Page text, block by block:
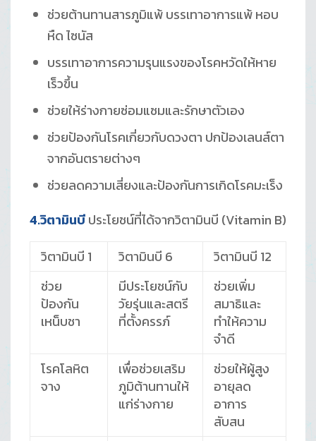
ช่วยต้านทานสารภูมิแพ้ บรรเทาอาการแพ้ หอบ
หืด ไซนัส
บรรเทาอาการความรุนแรงของโรคหวัดให้หาย
เร็วขึ้น
ช่วยให้ร่างกายซ่อมแซมและรักษาตัวเอง
ช่วยป้องกันโรคเกี่ยวกับดวงตา ปกป้องเลนส์ตา
จากอันตรายต่างๆ
ช่วยลดความเสี่ยงและป้องกันการเกิดโรคมะเร็ง
4.วิตามินบีประโยชน์ที่ได้จากวิตามินบี (Vitamin B)
วิตามินบี 1
วิตามินบี 6
วิตามินบี 12
ช่วย
ป้องกัน
เหน็บชา
มีประโยชน์กับ
วัยรุ่นและสตรี
ที่ตั้งครรภ์
ช่วยเพิ่ม
สมาธิและ
ทำให้ความ
จำดี
โรคโลหิต
จาง
เพื่อช่วยเสริม
ภูมิต้านทานให้
แก่ร่างกาย
ช่วยให้ผู้สูง
อายุลด
อาการ
สับสน